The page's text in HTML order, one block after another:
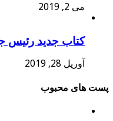
می 2, 2019
کتاب جدید رئیس
آوریل 28, 2019
پست های محبوب